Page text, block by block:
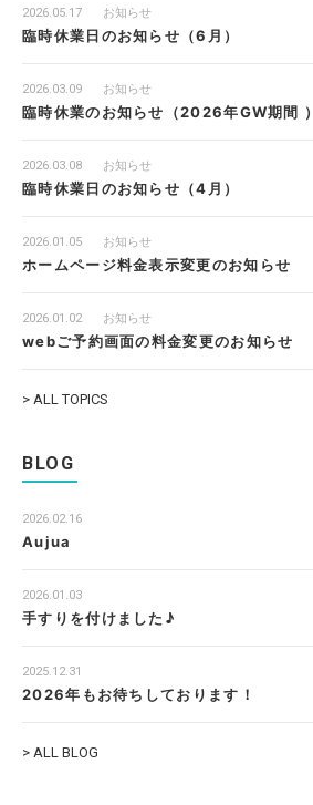
2026.05.17 お知らせ
臨時休業日のお知らせ（6月）
2026.03.09 お知らせ
臨時休業のお知らせ（2026年GW期間 ）
2026.03.08 お知らせ
臨時休業日のお知らせ（4月）
2026.01.05 お知らせ
ホームページ料金表示変更のお知らせ
2026.01.02 お知らせ
webご予約画面の料金変更のお知らせ
> ALL TOPICS
BLOG
2026.02.16
Aujua
2026.01.03
手すりを付けました♪
2025.12.31
2026年もお待ちしております！
> ALL BLOG